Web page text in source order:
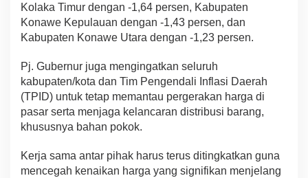
Kolaka Timur dengan -1,64 persen, Kabupaten
Konawe Kepulauan dengan -1,43 persen, dan
Kabupaten Konawe Utara dengan -1,23 persen.
Pj. Gubernur juga mengingatkan seluruh
kabupaten/kota dan Tim Pengendali Inflasi Daerah
(TPID) untuk tetap memantau pergerakan harga di
pasar serta menjaga kelancaran distribusi barang,
khususnya bahan pokok.
Kerja sama antar pihak harus terus ditingkatkan guna
mencegah kenaikan harga yang signifikan menjelang